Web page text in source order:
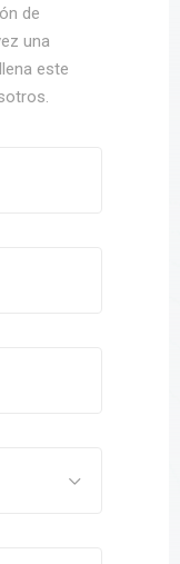
de
una
este